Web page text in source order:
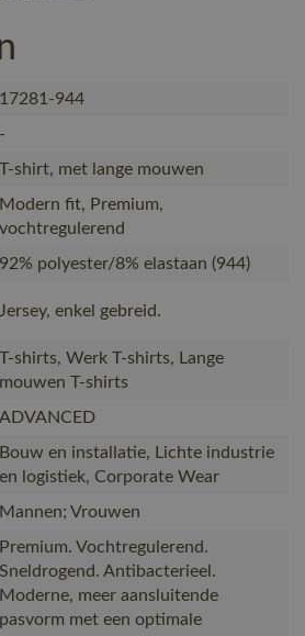
17281-944
-
T-shirt, met lange mouwen
Modern fit, Premium,
vochtregulerend
92% polyester/8% elastaan (944)
Jersey, enkel gebreid.
T-shirts, Werk T-shirts, Lange
mouwen T-shirts
ADVANCED
Bouw en installatie, Lichte industrie
en logistiek, Corporate Wear
Mannen; Vrouwen
Premium. Vochtregulerend.
Sneldrogend. Antibacterieel.
Moderne, meer aansluitende
pasvorm met een optimale